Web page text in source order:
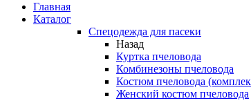
Главная
Каталог
Спецодежда для пасеки
Назад
Куртка пчеловода
Комбинезоны пчеловода
Костюм пчеловода
Женский костюм пчеловода